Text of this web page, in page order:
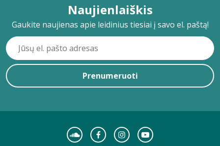
Naujienlaiškis
Gaukite naujienas apie leidinius tiesiai į savo el. paštą!
Prenumeruoti